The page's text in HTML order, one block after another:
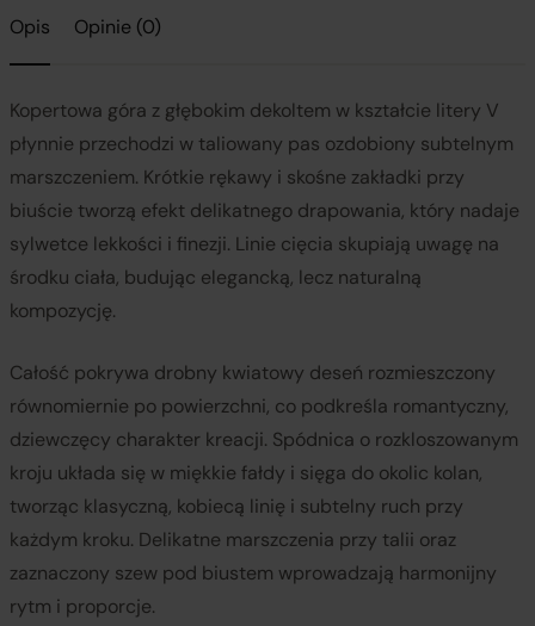
Opis Opinie (0)
Kopertowa góra z głębokim dekoltem w kształcie litery V
płynnie przechodzi w taliowany pas ozdobiony subtelnym
marszczeniem. Krótkie rękawy i skośne zakładki przy
biuście tworzą efekt delikatnego drapowania, który nadaje
sylwetce lekkości i finezji. Linie cięcia skupiają uwagę na
środku ciała, budując elegancką, lecz naturalną
kompozycję.
Całość pokrywa drobny kwiatowy deseń rozmieszczony
równomiernie po powierzchni, co podkreśla romantyczny,
dziewczęcy charakter kreacji. Spódnica o rozkloszowanym
kroju układa się w miękkie fałdy i sięga do okolic kolan,
tworząc klasyczną, kobiecą linię i subtelny ruch przy
każdym kroku. Delikatne marszczenia przy talii oraz
zaznaczony szew pod biustem wprowadzają harmonijny
rytm i proporcje.